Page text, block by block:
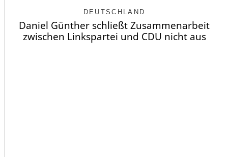
DEUTSCHLAND
Daniel Günther schließt Zusammenarbeit
zwischen Linkspartei und CDU nicht aus